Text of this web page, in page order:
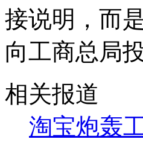
接说明，而
向工商总局
相关报道
淘宝炮轰